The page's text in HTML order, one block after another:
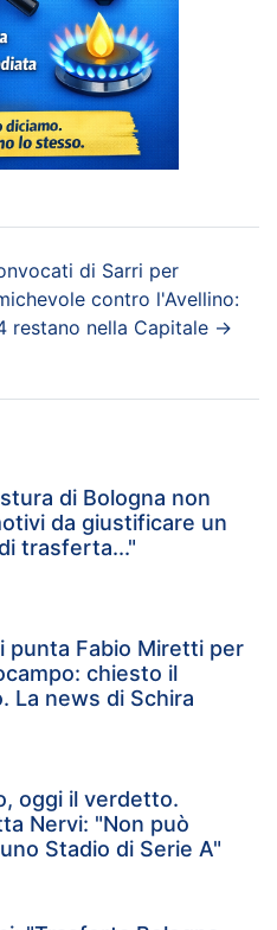
di Sarri per
contro l'Avellino:
restano nella Capitale→
di Bologna non
da giustificare un
trasferta..."
punta Fabio Miretti per
chiesto il
La news di Schira
oggi il verdetto.
Nervi: "Non può
Stadio di Serie A"